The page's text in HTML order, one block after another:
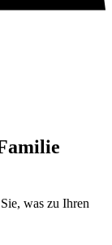
was zu Ihren